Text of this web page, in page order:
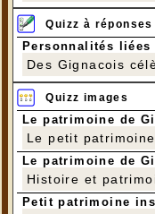
Quizz à
Personnalités
Des Gignacois
Quizz images
Le patrimoine de
Le petit patrimoine
Le patrimoine de
Histoire et
Petit patrimoine